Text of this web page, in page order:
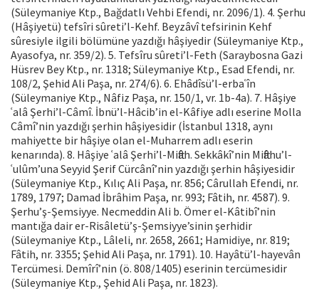
(Süleymaniye Ktp., Bağdatlı Vehbi Efendi, nr. 2096/1). 4. Şerhu
(Hâşiyetü) tefsîri sûreti’l-Kehf. Beyzâvî tefsirinin Kehf
sûresiyle ilgili bölümüne yazdığı hâşiyedir (Süleymaniye Ktp.,
Ayasofya, nr. 359/2). 5. Tefsîru sûreti’l-Feth (Saraybosna Gazi
Hüsrev Bey Ktp., nr. 1318; Süleymaniye Ktp., Esad Efendi, nr.
108/2, Şehid Ali Paşa, nr. 274/6). 6. Ehâdîsü’l-erbaʿîn
(Süleymaniye Ktp., Nâfiz Paşa, nr. 150/1, vr. 1b-4a). 7. Hâşiye
ʿalâ Şerhi’l-Câmî. İbnü’l-Hâcib’in el-Kâfiye adlı eserine Molla
Câmî’nin yazdığı şerhin hâşiyesidir (İstanbul 1318, aynı
mahiyette bir hâşiye olan el-Muharrem adlı eserin
kenarında). 8. Hâşiye ʿalâ Şerhi’l-Miftâh. Sekkâkî’nin Miftâhu’l-
ʿulûm’una Seyyid Şerif Cürcânî’nin yazdığı şerhin hâşiyesidir
(Süleymaniye Ktp., Kılıç Ali Paşa, nr. 856; Cârullah Efendi, nr.
1789, 1797; Damad İbrâhim Paşa, nr. 993; Fâtih, nr. 4587). 9.
Şerhu’ş-Şemsiyye. Necmeddin Ali b. Ömer el-Kâtibî’nin
mantığa dair er-Risâletü’ş-Şemsiyye’sinin şerhidir
(Süleymaniye Ktp., Lâleli, nr. 2658, 2661; Hamidiye, nr. 819;
Fâtih, nr. 3355; Şehid Ali Paşa, nr. 1791). 10. Hayâtü’l-hayevân
Tercümesi. Demîrî’nin (ö. 808/1405) eserinin tercümesidir
(Süleymaniye Ktp., Şehid Ali Paşa, nr. 1823).